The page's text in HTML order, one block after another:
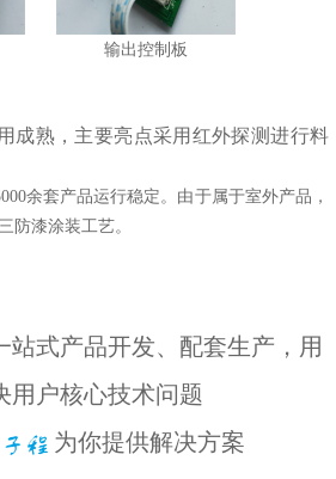
输出控制板
成熟，主要亮点采用红外探测进行料
余套产品运行稳定。 由于属于室外产品，
防漆涂装工艺。
站式产品开发、配套生产，用
用户核心技术问题
为你提供解决方案